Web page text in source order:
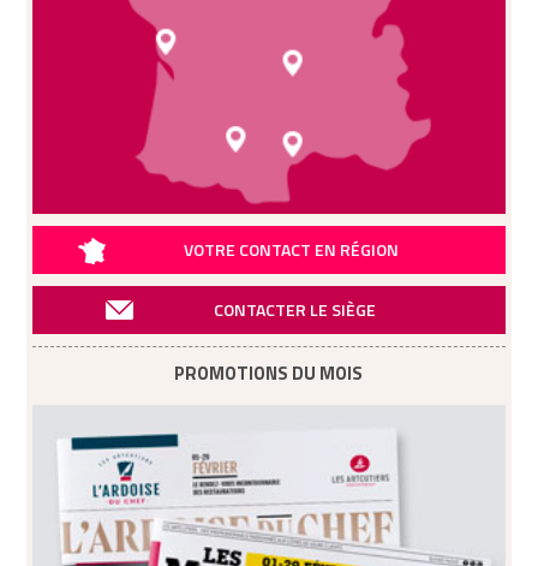
VOTRE CONTACT EN RÉGION
CONTACTER LE SIÈGE
PROMOTIONS DU MOIS